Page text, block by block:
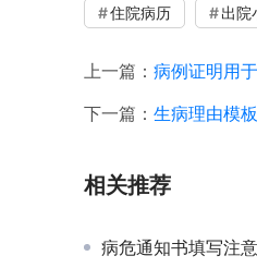
住院病历 出院
上一篇： 病例证明用
下一篇： 生病理由模
相关推荐
病危通知书填写注